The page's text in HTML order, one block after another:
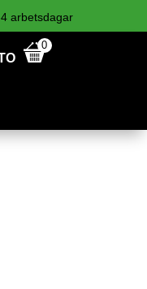
arbetsdagar
0